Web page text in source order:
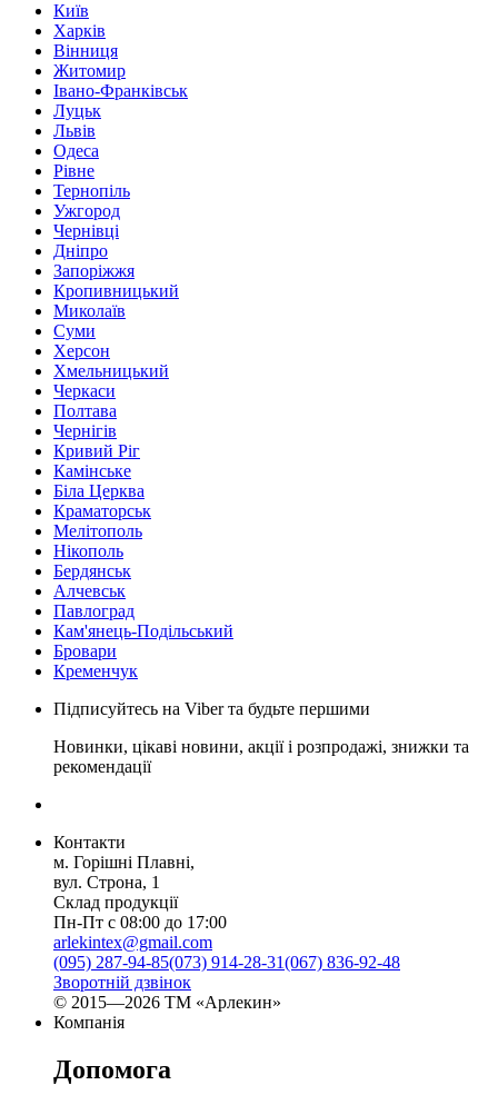
Київ
Харків
Вінниця
Житомир
Івано-Франківськ
Луцьк
Львів
Одеса
Рівне
Тернопіль
Ужгород
Чернівці
Дніпро
Запоріжжя
Кропивницький
Миколаїв
Суми
Херсон
Хмельницький
Черкаси
Полтава
Чернігів
Кривий Ріг
Камінське
Біла Церква
Краматорськ
Мелітополь
Нікополь
Бердянськ
Алчевськ
Павлоград
Кам'янець-Подільський
Бровари
Кременчук
Підписуйтесь на Viber та будьте першими
Новинки, цікаві новини, акції і розпродажі, знижки та
рекомендації
Контакти
м. Горішні Плавні,
вул. Строна, 1
Склад продукції
Пн-Пт с 08:00 до 17:00
arlekintex@gmail.com
(095) 287-94-85(073) 914-28-31(067) 836-92-48
Зворотній дзвінок
© 2015—2026 ТМ «Арлекин»
Компанія
Допомога